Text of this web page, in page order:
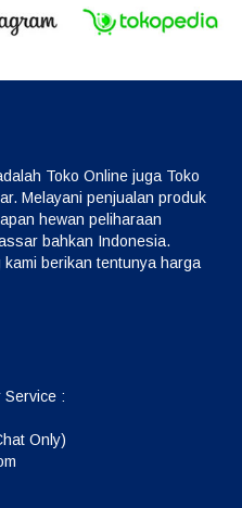
Toko Online juga Toko
Melayani penjualan produk
hewan peliharaan
bahkan Indonesia.
berikan tentunya harga
Service :
Only)